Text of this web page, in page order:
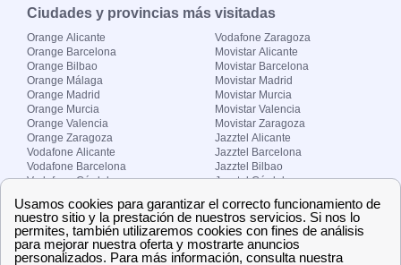
Ciudades y provincias más visitadas
Orange Alicante
Orange Barcelona
Orange Bilbao
Orange Málaga
Orange Madrid
Orange Murcia
Orange Valencia
Orange Zaragoza
Vodafone Alicante
Vodafone Barcelona
Vodafone Córdoba
Vodafone Madrid
Vodafone Murcia
Vodafone Valencia
Vodafone Zaragoza
Movistar Alicante
Movistar Barcelona
Movistar Madrid
Movistar Murcia
Movistar Valencia
Movistar Zaragoza
Jazztel Alicante
Jazztel Barcelona
Jazztel Bilbao
Jazztel Córdoba
Jazztel Málaga
Jazztel Valencia
Jazztel Zaragoza
Sobre Zona-internet.com